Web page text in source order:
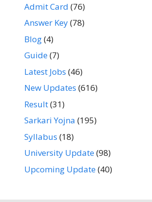
Admit Card (76)
Answer Key(78)
Blog(4)
Guide(7)
Latest Jobs (46)
New Updates (616)
Result(31)
Sarkari Yojna (195)
Syllabus (18)
University Update(98)
Upcoming Update(40)